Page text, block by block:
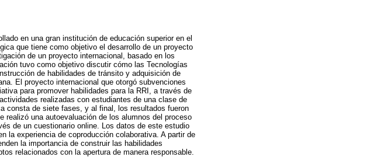
en una gran institución de educación superior en el
que tiene como objetivo el desarrollo de un proyecto
de un proyecto internacional, basado en los
tuvo como objetivo discutir cómo las Tecnologías
de habilidades de tránsito y adquisición de
El proyecto internacional que otorgó subvenciones
para promover habilidades para la RRI, a través de
realizadas con estudiantes de una clase de
consta de siete fases, y al final, los resultados fueron
una autoevaluación de los alumnos del proceso
de un cuestionario online. Los datos de este estudio
la experiencia de coproducción colaborativa. A partir de
la importancia de construir las habilidades
relacionados con la apertura de manera responsable.